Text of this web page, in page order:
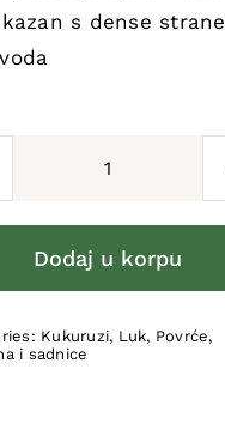
s dense strane
-
ce
Dodaj u korpu
Kukuruzi, Luk, Povrće,
i sadnice